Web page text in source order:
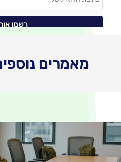
מאמרים נוספים